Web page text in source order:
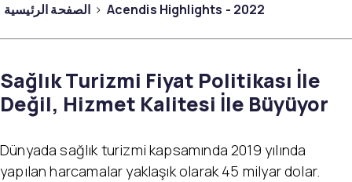
الصفحة الرئيسية Acendis Highlights - 2022
Sağlık Turizmi Fiyat Politikası İle
Değil, Hizmet Kalitesi İle Büyüyor
Dünyada sağlık turizmi kapsamında 2019 yılında
yapılan harcamalar yaklaşık olarak 45 milyar dolar.